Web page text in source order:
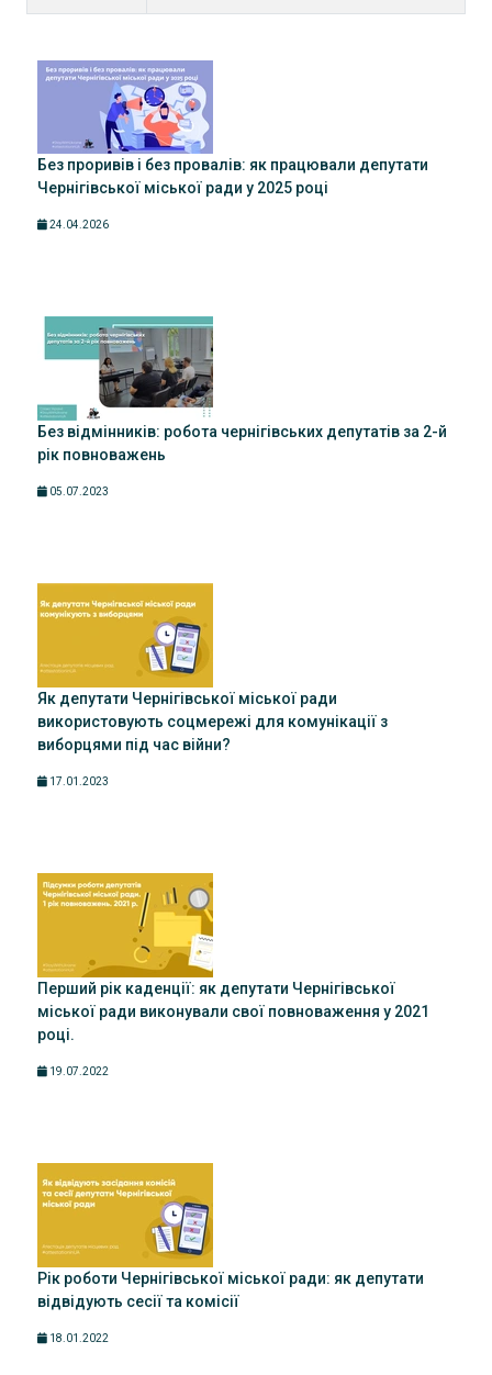
Без проривів і без провалів: як працювали депутати
Чернігівської міської ради у 2025 році
24.04.2026
Без відмінників: робота чернігівських депутатів за 2-й
рік повноважень
05.07.2023
Як депутати Чернігівської міської ради
використовують соцмережі для комунікації з
виборцями під час війни?
17.01.2023
Перший рік каденції: як депутати Чернігівської
міської ради виконували свої повноваження у 2021
році.
19.07.2022
Рік роботи Чернігівської міської ради: як депутати
відвідують сесії та комісії
18.01.2022